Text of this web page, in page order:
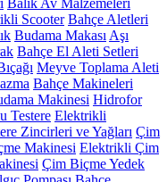
Balık Av Malzemeleri
Scooter Bahçe Aletleri
Budama Makası Aşı
Bahçe El Aleti Setleri
Meyve Toplama Aleti
Bahçe Makineleri
Makinesi Hidrofor
Testere Elektrikli
Zincirleri ve Yağları Çim
Makinesi Elektrikli Çim
Çim Biçme Yedek